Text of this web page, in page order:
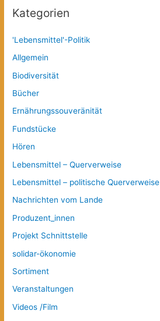
Kategorien
'Lebensmittel'-Politik
Allgemein
Biodiversität
Bücher
Ernährungssouveränität
Fundstücke
Hören
Lebensmittel – Querverweise
Lebensmittel – politische Querverweise
Nachrichten vom Lande
Produzent_innen
Projekt Schnittstelle
solidar-ökonomie
Sortiment
Veranstaltungen
Videos /Film